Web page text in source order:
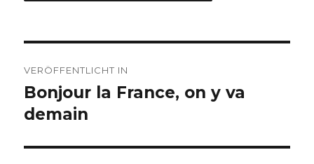
VERÖFFENTLICHT IN
Bonjour la France, on y va
demain